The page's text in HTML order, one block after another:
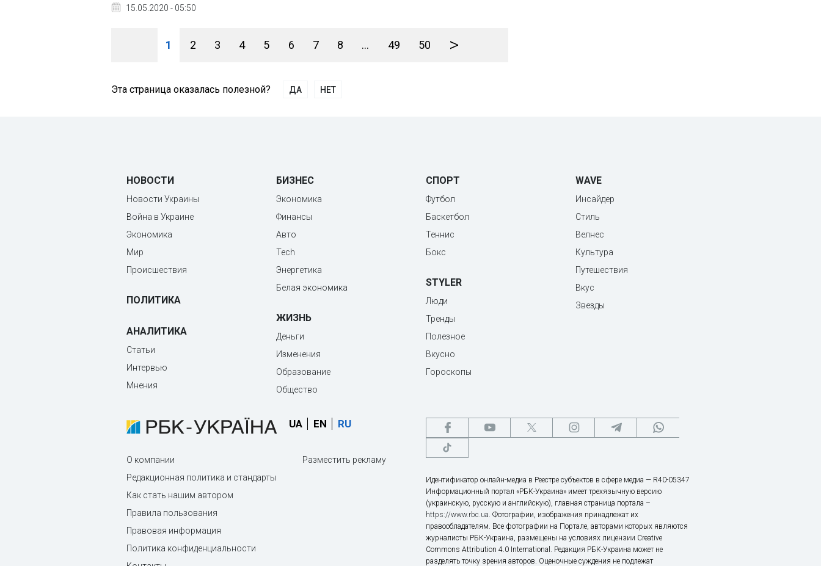
15.05.2020 - 05:50
1 2 3 4 5 6 7 8 ... 49 50 >
Эта страница оказалась полезной? ДА НЕТ
НОВОСТИ
Новости Украины
Война в Украине
Экономика
Мир
Происшествия
ПОЛИТИКА
АНАЛИТИКА
Статьи
Интервью
Мнения
БИЗНЕС
Экономика
Финансы
Авто
Tech
Энергетика
Белая экономика
ЖИЗНЬ
Деньги
Изменения
Образование
Общество
СПОРТ
Футбол
Баскетбол
Теннис
Бокс
STYLER
Люди
Тренды
Полезное
Вкусно
Гороскопы
WAVE
Инсайдер
Стиль
Велнес
Культура
Путешествия
Вкус
Звезды
UA EN RU
О компании
Редакционная политика и стандарты
Как стать нашим автором
Правила пользования
Правовая информация
Политика конфиденциальности
Разместить рекламу
Идентификатор онлайн-медиа в Реестре субъектов в сфере медиа — R40-05347
Информационный портал «РБК-Украина» имеет трехязычную версию
(украинскую, русскую и английскую), главная страница портала –
https://www.rbc.ua. Фотографии, изображения принадлежат их
правообладателям. Все фотографии на Портале, авторами которых являются
журналисты РБК-Украина, размещены на условиях лицензии Creative
Commons Attribution 4.0 International. Редакция РБК-Украина может не
разделять точку зрения авторов. Оценочные суждения не подлежат